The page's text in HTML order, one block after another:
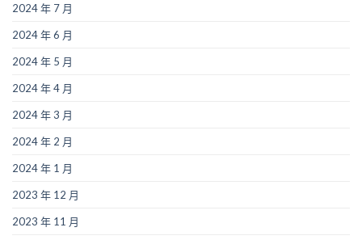
2024 年 7 月
2024 年 6 月
2024 年 5 月
2024 年 4 月
2024 年 3 月
2024 年 2 月
2024 年 1 月
2023 年 12 月
2023 年 11 月